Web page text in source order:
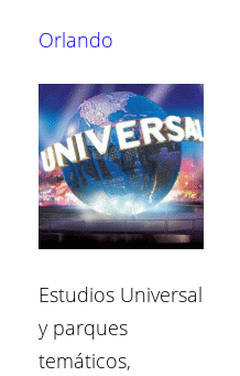
Orlando
Estudios Universal
y parques
temáticos,